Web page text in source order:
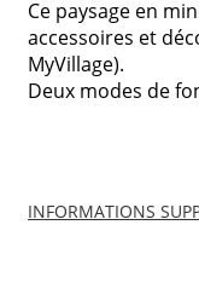
Ce paysage en
accessoires et
MyVillage).
Deux modes de
INFORMATIONS